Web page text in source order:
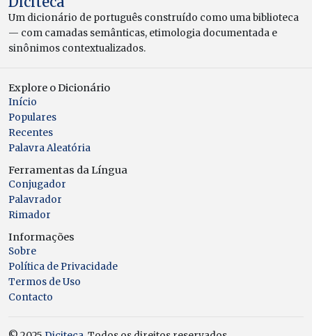
Um dicionário de português construído como uma biblioteca
— com camadas semânticas, etimologia documentada e
sinônimos contextualizados.
Explore o Dicionário
Início
Populares
Recentes
Palavra Aleatória
Ferramentas da Língua
Conjugador
Palavrador
Rimador
Informações
Sobre
Política de Privacidade
Termos de Uso
Contacto